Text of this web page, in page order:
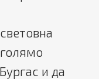
и да